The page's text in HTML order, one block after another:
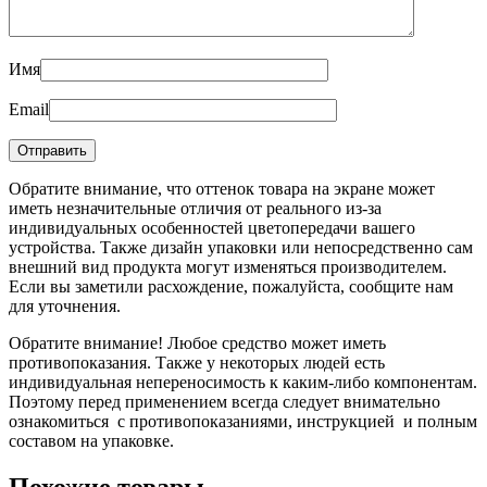
Имя
Email
Обратите внимание, что оттенок товара на экране может
иметь незначительные отличия от реального из-за
индивидуальных особенностей цветопередачи вашего
устройства. Также дизайн упаковки или непосредственно сам
внешний вид продукта могут изменяться производителем.
Если вы заметили расхождение, пожалуйста, сообщите нам
для уточнения.
Обратите внимание! Любое средство может иметь
противопоказания. Также у некоторых людей есть
индивидуальная непереносимость к каким-либо компонентам.
Поэтому перед применением всегда следует внимательно
ознакомиться с противопоказаниями, инструкцией и полным
составом на упаковке.